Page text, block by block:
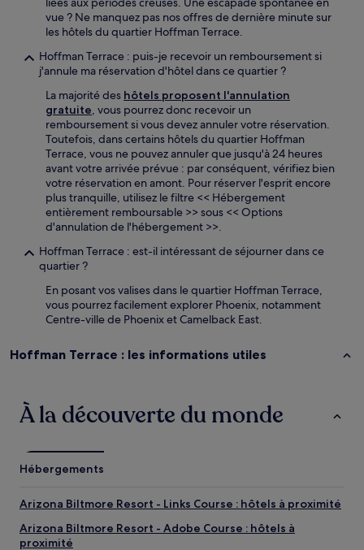
vue ? Ne manquez pas nos offres de dernière minute sur
les hôtels du quartier Hoffman Terrace.
Hoffman Terrace : puis-je recevoir un remboursement si
j'annule ma réservation d'hôtel dans ce quartier ?
La majorité des hôtels proposent l'annulation
gratuite, vous pourrez donc recevoir un
remboursement si vous devez annuler votre réservation.
Toutefois, dans certains hôtels du quartier Hoffman
Terrace, vous ne pouvez annuler que jusqu'à 24 heures
avant votre arrivée prévue : par conséquent, vérifiez bien
votre réservation en amont. Pour réserver l'esprit encore
plus tranquille, utilisez le filtre << Hébergement
entièrement remboursable >> sous << Options
d'annulation de l'hébergement >>.
Hoffman Terrace : est-il intéressant de séjourner dans ce
quartier ?
En posant vos valises dans le quartier Hoffman Terrace,
vous pourrez facilement explorer Phoenix, notamment
Centre-ville de Phoenix et Camelback East.
Hoffman Terrace : les informations utiles
À la découverte du monde
Hébergements
Arizona Biltmore Resort - Links Course : hôtels à proximité
Arizona Biltmore Resort - Adobe Course : hôtels à
proximité